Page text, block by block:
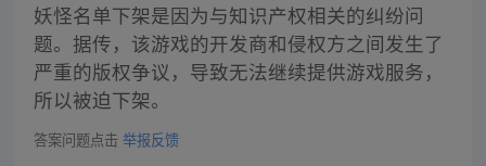
妖怪名单下架是因为与知识产权相关的纠纷问
题。据传，该游戏的开发商和侵权方之间发生了
严重的版权争议，导致无法继续提供游戏服务，
所以被迫下架。
答案问题点击 举报反馈